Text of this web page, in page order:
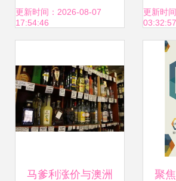
传感器技术应用解
更新时间：2026-08-07
17:54:46
更新时
03:32:57
马爹利涨价与澳洲 聚